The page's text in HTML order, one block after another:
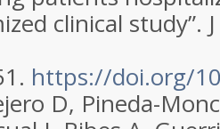
clinical study”.
https://doi.org/
D, Pineda-